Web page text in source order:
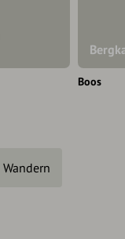
Boos
Wandern